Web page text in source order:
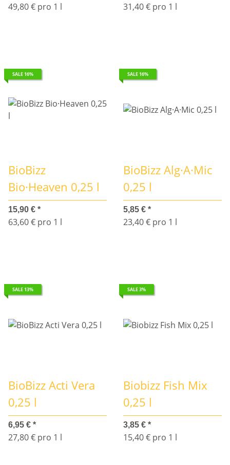
49,80 € pro 1 l 31,40 € pro 1 l
SALE 16%
BioBizz
Bio·Heaven 0,25 l
15,90 € *
63,60 € pro 1 l
SALE 16%
BioBizz Alg·A·Mic
0,25 l
5,85 € *
23,40 € pro 1 l
SALE 13%
BioBizz Acti Vera
0,25 l
6,95 € *
27,80 € pro 1 l
SALE 3%
Biobizz Fish Mix
0,25 l
3,85 € *
15,40 € pro 1 l